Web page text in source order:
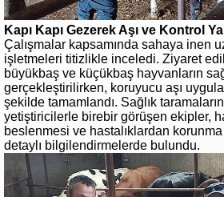
Kapı Kapı Gezerek Aşı ve Kontrol
Çalışmalar kapsamında sahaya inen
işletmeleri titizlikle inceledi. Ziyaret
büyükbaş ve küçükbaş hayvanların
gerçekleştirilirken, koruyucu aşı
şekilde tamamlandı. Sağlık
yetiştiricilerle birebir görüşen ekipler,
beslenmesi ve hastalıklardan korunma
detaylı bilgilendirmelerde bulundu.